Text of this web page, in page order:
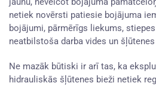
netiek novērsti patiesie bojājuma
bojājumi, pārmērīgs liekums,
neatbilstoša darba vides un
Ne mazāk būtiski ir arī tas, ka
hidrauliskās šļūtenes bieži netiek